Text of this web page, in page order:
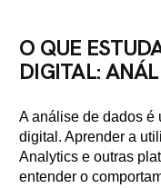
O QUE
DIGITAL:
A análise de dados é
digital. Aprender a
Analytics e outras
entender o